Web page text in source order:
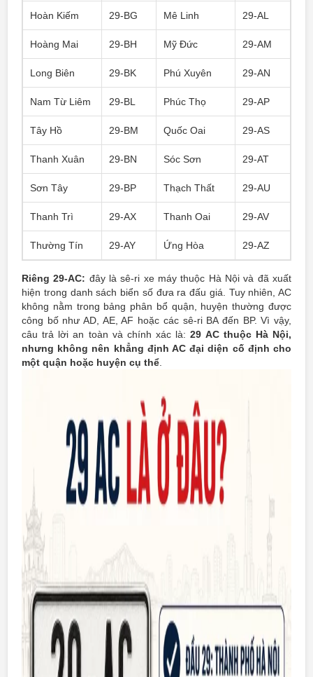
Hoàn Kiếm 29-BG Mê Linh 29-AL
Hoàng Mai 29-BH Mỹ Đức 29-AM
Long Biên 29-BK Phú Xuyên 29-AN
Nam Từ Liêm 29-BL Phúc Thọ 29-AP
Tây Hồ 29-BM Quốc Oai 29-AS
Thanh Xuân 29-BN Sóc Sơn 29-AT
Sơn Tây 29-BP Thạch Thất 29-AU
Thanh Trì 29-AX Thanh Oai 29-AV
Thường Tín 29-AY Ứng Hòa 29-AZ
Riêng 29-AC: đây là sê-ri xe máy thuộc Hà Nội và đã xuất
hiện trong danh sách biển số đưa ra đấu giá. Tuy nhiên, AC
không nằm trong bảng phân bổ quận, huyện thường được
công bố như AD, AE, AF hoặc các sê-ri BA đến BP. Vì vậy,
câu trả lời an toàn và chính xác là:29 AC thuộc Hà Nội,
nhưng không nên khẳng định AC đại diện cố định cho
một quận hoặc huyện cụ thể